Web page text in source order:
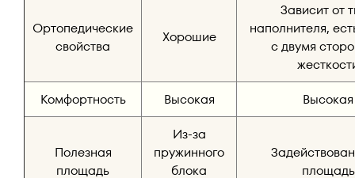
Ортопедические
свойства
Хорошие
Зависит от
наполнителя,
с двумя
Комфортность
Высокая Высокая
Полезная
площадь
Из-за
пружинного
блока
площадь